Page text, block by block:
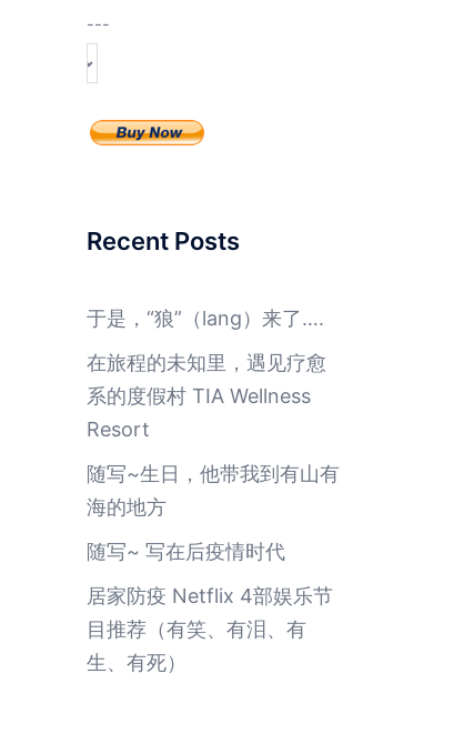
---
Recent Posts
于是，“狼”（lang）来了….
在旅程的未知里，遇见疗愈
系的度假村 TIA Wellness
Resort
随写~生日，他带我到有山有
海的地方
随写~ 写在后疫情时代
居家防疫 Netflix 4部娱乐节
目推荐（有笑、有泪、有
生、有死）